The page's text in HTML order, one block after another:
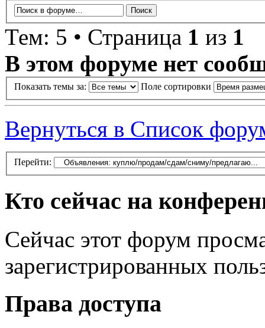
Тем: 5 • Страница 1 из 1
В этом форуме нет
Показать темы за: Поле сортировки
Вернуться в Список
Перейти:
Кто сейчас на
Сейчас этот форум
зарегистрированных
Права доступа